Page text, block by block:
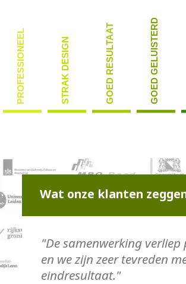
PROFESSIONEEL STRAK DESIGN GOED RESULTAAT GOED GELUISTERD
Wat onze klanten
"De samenwerking
en we zijn zeer tevreden
eindresultaat."